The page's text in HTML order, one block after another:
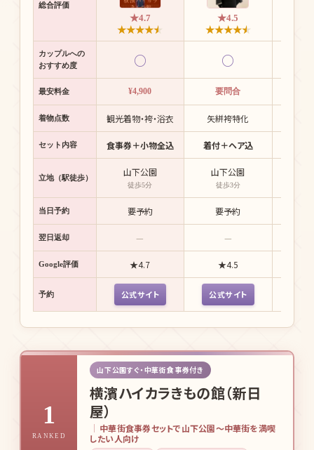
総合評価
★4.7
★★★★★
★4.5
★★★★★
カップルへの
おすすめ度
○ ○
最安料金 ¥4,900 要問合
着物点数 観光着物・袴・浴衣 矢絣袴特化
セット内容 食事券＋小物全込 着付＋ヘア込
立地（駅徒歩） 山下公園
徒歩5分
山下公園
徒歩3分
当日予約 要予約 要予約
翌日返却 — —
Google評価 ★4.7 ★4.5
予約 公式サイト 公式サイト
1
RANKED
山下公園すぐ・中華街食事券付き
横濱ハイカラきもの館（新日
屋）
中華街食事券セットで山下公園〜中華街を満喫
したい人向け